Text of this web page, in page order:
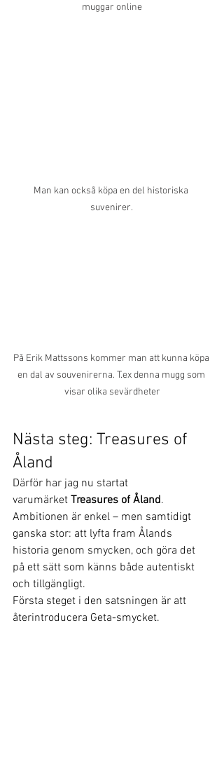
muggar online
Man kan också köpa en del historiska
suvenirer.
På Erik Mattssons kommer man att kunna köpa
en dal av souvenirerna. T.ex denna mugg som
visar olika sevärdheter
Nästa steg: Treasures of
Åland
Därför har jag nu startat
varumärket Treasures of Åland.
Ambitionen är enkel – men samtidigt
ganska stor: att lyfta fram Ålands
historia genom smycken, och göra det
på ett sätt som känns både autentiskt
och tillgängligt.
Första steget i den satsningen är att
återintroducera Geta-smycket.